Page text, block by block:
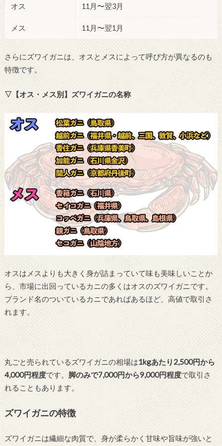
オス 11月〜翌3月
メス 11月〜翌1月
さらにズワイガニは、オスとメスによって呼び方が異なるのも
特徴です。
▽【オス・メス別】ズワイガニの名称
オスはメスよりも大きく身が詰まっていて味も美味しいことか
ら、市場に出回っているカニの多くはオスのズワイガニです。
ブランド名のついているカニであればあるほど、高値で取引さ
れます。
丸ごと売られているズワイガニの相場は1kgあたり2,500円から
4,000円程度です。 脚のみで7,000円から9,000円程度で取引さ
れることもあります。
ズワイガニの特徴
ズワイガニは繊細な肉質で、身が柔らかく甘味や旨味が強いと